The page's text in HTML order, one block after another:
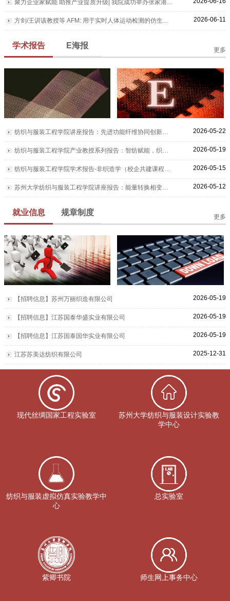
2026-06-11
学术报告 E海报
2026-05-22
2026-05-19
2026-05-15
2026-05-12
更多
就业信息 规章制度
2026-05-19
【招聘信息】苏州万丽织造有限公司
2026-05-19
【招聘信息】江苏国泰华盛实业有限公司
2026-05-19
【招聘信息】江苏国泰国华实业有限公司
2025-12-31
江苏苏美达纺织有限公司
更多
现代丝绸国家工程实验室
苏州大学纺织与服装设计实验教
学中心
纺织与服装虚拟仿真实验教学中
心
总实验室
紫卿书院 师生网上事务中心